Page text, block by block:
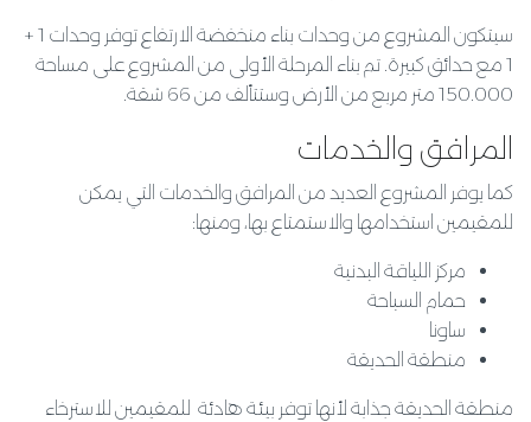
سيتكون المشروع من وحدات بناء منخفضة الارتفاع توفر وحدات 1 +
1 مع حدائق كبيرة. تم بناء المرحلة الأولى من المشروع على مساحة
150.000 متر مربع من الأرض وستتألف من 66 شقة.
المرافق والخدمات
كما يوفر المشروع العديد من المرافق والخدمات التي يمكن
للمقيمين استخدامها والاستمتاع بها، ومنها:
مركز اللياقة البدنية
حمام السباحة
ساونا
منطقة الحديقة
منطقة الحديقة جذابة لأنها توفر بيئة هادئة للمقيمين للاسترخاء